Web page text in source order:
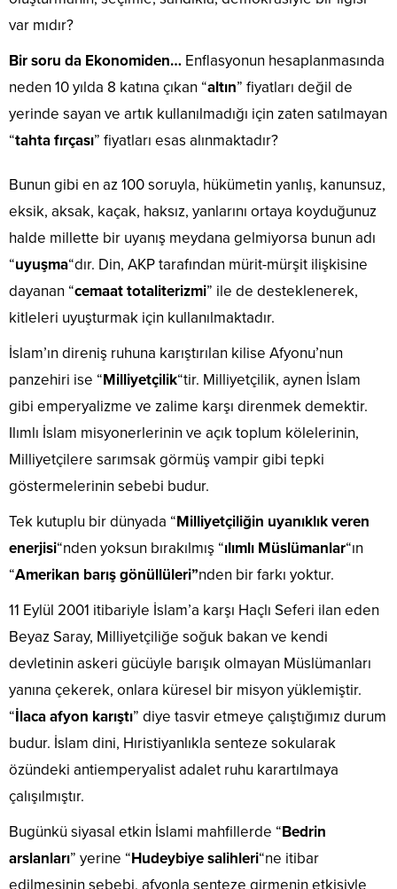
var mıdır?
Bir soru da Ekonomiden… Enflasyonun hesaplanmasında
neden 10 yılda 8 katına çıkan “altın” fiyatları değil de
yerinde sayan ve artık kullanılmadığı için zaten satılmayan
“tahta fırçası” fiyatları esas alınmaktadır?
Bunun gibi en az 100 soruyla, hükümetin yanlış, kanunsuz,
eksik, aksak, kaçak, haksız, yanlarını ortaya koyduğunuz
halde millette bir uyanış meydana gelmiyorsa bunun adı
“uyuşma“dır. Din, AKP tarafından mürit-mürşit ilişkisine
dayanan “cemaat totaliterizmi” ile de desteklenerek,
kitleleri uyuşturmak için kullanılmaktadır.
İslam’ın direniş ruhuna karıştırılan kilise Afyonu’nun
panzehiri ise “Milliyetçilik“tir. Milliyetçilik, aynen İslam
gibi emperyalizme ve zalime karşı direnmek demektir.
Ilımlı İslam misyonerlerinin ve açık toplum kölelerinin,
Milliyetçilere sarımsak görmüş vampir gibi tepki
göstermelerinin sebebi budur.
Tek kutuplu bir dünyada “Milliyetçiliğin uyanıklık veren
enerjisi“nden yoksun bırakılmış “ılımlı Müslümanlar“ın
“Amerikan barış gönüllüleri”nden bir farkı yoktur.
11 Eylül 2001 itibariyle İslam’a karşı Haçlı Seferi ilan eden
Beyaz Saray, Milliyetçiliğe soğuk bakan ve kendi
devletinin askeri gücüyle barışık olmayan Müslümanları
yanına çekerek, onlara küresel bir misyon yüklemiştir.
“İlaca afyon karıştı” diye tasvir etmeye çalıştığımız durum
budur. İslam dini, Hıristiyanlıkla senteze sokularak
özündeki antiemperyalist adalet ruhu karartılmaya
çalışılmıştır.
Bugünkü siyasal etkin İslami mahfillerde “Bedrin
arslanları” yerine “Hudeybiye salihleri“ne itibar
edilmesinin sebebi, afyonla senteze girmenin etkisiyle